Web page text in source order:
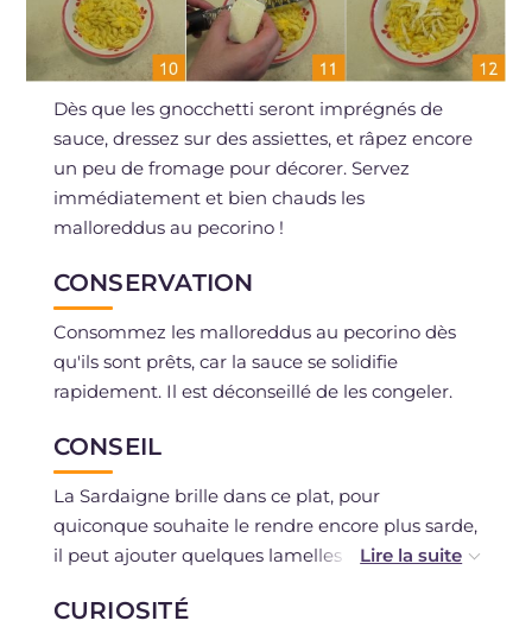
Dès que les gnocchetti seront imprégnés de
sauce, dressez sur des assiettes, et râpez encore
un peu de fromage pour décorer. Servez
immédiatement et bien chauds les
malloreddus au pecorino !
CONSERVATION
Consommez les malloreddus au pecorino dès
qu'ils sont prêts, car la sauce se solidifie
rapidement. Il est déconseillé de les congeler.
CONSEIL
La Sardaigne brille dans ce plat, pour
quiconque souhaite le rendre encore plus sarde,
il peut ajouter quelques lamelles de jambon ou
CURIOSITÉ